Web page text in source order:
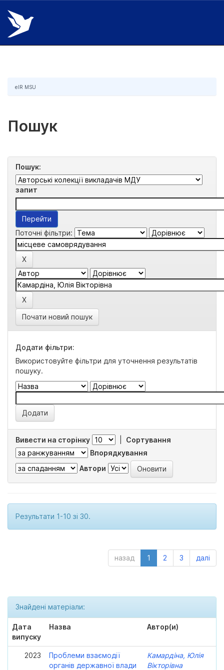
Skip
navigation
eIR MSU
Пошук
Пошук:
запит
Поточні фільтри:
Почати новий пошук
Додати фільтри:
Використовуйте фільтри для уточнення результатів
пошуку.
Вивести на сторінку
Сортування
Впорядкування
Автори
Результати 1-10 зі 30.
назад 1 2 3 далі
Знайдені матеріали:
Дата
випуску
Назва Автор(и)
2023
Проблеми взаємодії
органів державної влади
Камардіна, Юлія
Вікторівна